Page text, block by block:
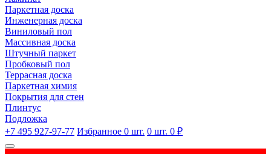
Паркетная доска
Инженерная доска
Виниловый пол
Массивная доска
Штучный паркет
Пробковый пол
Террасная доска
Паркетная химия
Покрытия для стен
Плинтус
Подложка
+7 495 927-97-77 Избранное 0 шт. 0 шт. 0 ₽